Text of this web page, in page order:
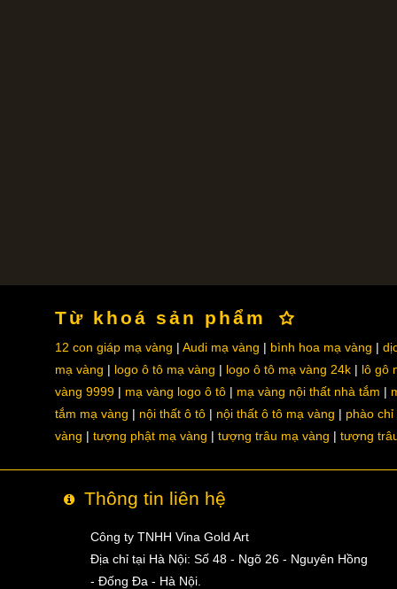
Từ khoá sản phẩm
12 con giáp mạ vàng Audi mạ vàng bình hoa mạ vàng
mạ vàng
logo ô tô mạ vàng logo ô tô mạ vàng 24k
lô gô
vàng 9999
mạ vàng logo ô tô mạ vàng nội thất nhà tắm
tắm mạ vàng
nội thất ô tô nội thất ô tô mạ vàng
phào chỉ
vàng
tượng phật mạ vàng tượng trâu mạ vàng tượng
Thông tin liên hệ
Công ty TNHH Vina Gold Art
Địa chỉ tại Hà Nội: Số 48 - Ngõ 26 - Nguyên Hồng
- Đống Đa - Hà Nội.